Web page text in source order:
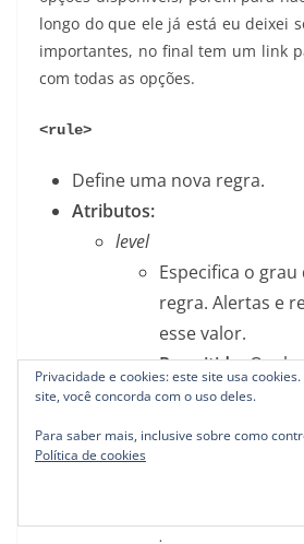
longo do que ele já está eu deixei
importantes, no final tem um link
com todas as opções.
<rule>
Define uma nova regra.
Atributos:
level
Especifica o
regra. Alertas e
esse valor.
Permitido:
até 16.
id
Privacidade e cookies: este site usa
site, você concorda com o uso deles.
Para saber mais, inclusive sobre como
Política de cookies